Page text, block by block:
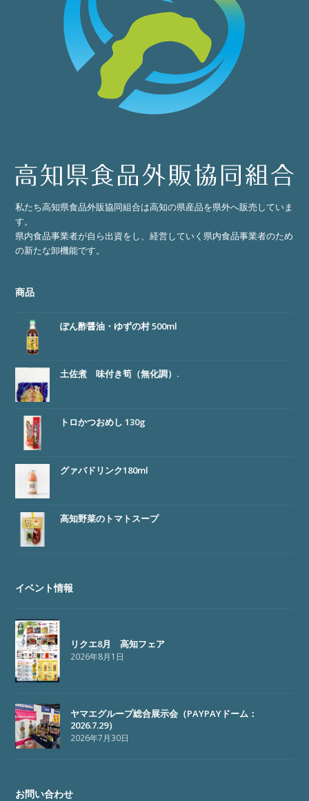
私たち高知県食品外販協同組合は高知の県産品を県外へ販売していま
す。
県内食品事業者が自ら出資をし、経営していく県内食品事業者のため
の新たな卸機能です。
商品
ぽん酢醤油・ゆずの村 500ml
土佐煮 味付き筍（無化調）.
トロかつおめし 130g
グァバドリンク180ml
高知野菜のトマトスープ
イベント情報
リクエ8月 高知フェア
2026年8月1日
ヤマエグループ総合展示会（PAYPAYドーム：
2026.7.29）
2026年7月30日
お問い合わせ